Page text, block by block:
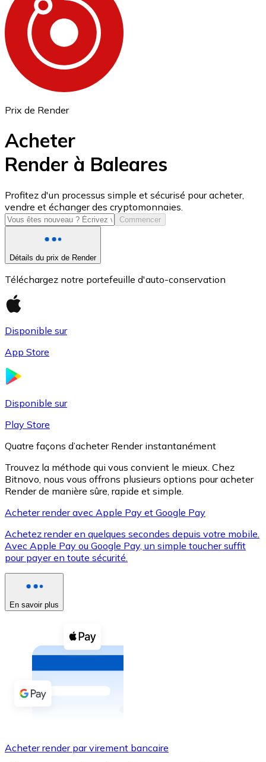
Ethereum
ETH
USD Coin
USDC
XRP
XRP
Voir toutes
Coupons crypto
Achetez des cryptomonnaies en espèces et d'autres
Acheter avec espèces
Virement SEPA
Prix de Render
Acheter
Render à Baleares
Profitez d'un processus simple et sécurisé pour acheter,
vendre et échanger des cryptomonnaies.
Commencer
Détails du prix de Render
Téléchargez notre portefeuille d'auto-conservation
Disponible sur
App Store
Disponible sur
Play Store
Quatre façons d’acheter Render instantanément
Trouvez la méthode qui vous convient le mieux. Chez
Bitnovo, nous vous offrons plusieurs options pour acheter
Render de manière sûre, rapide et simple.
Acheter render avec Apple Pay et Google Pay
Achetez render en quelques secondes depuis votre mobile.
Avec Apple Pay ou Google Pay, un simple toucher suffit
pour payer en toute sécurité.
En savoir plus
Acheter render par virement bancaire